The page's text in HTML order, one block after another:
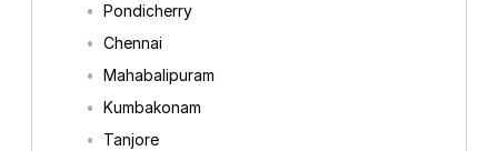
Pondicherry
Chennai
Mahabalipuram
Kumbakonam
Tanjore